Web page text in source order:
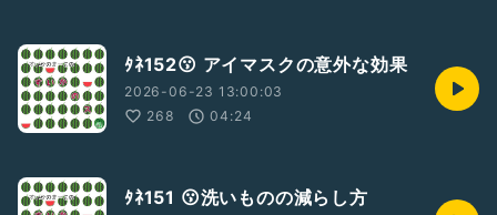
ﾀﾈ152😗 アイマスクの意外な効果
2026-06-23 13:00:03
268
04:24
ﾀﾈ151 😗洗いものの減らし方